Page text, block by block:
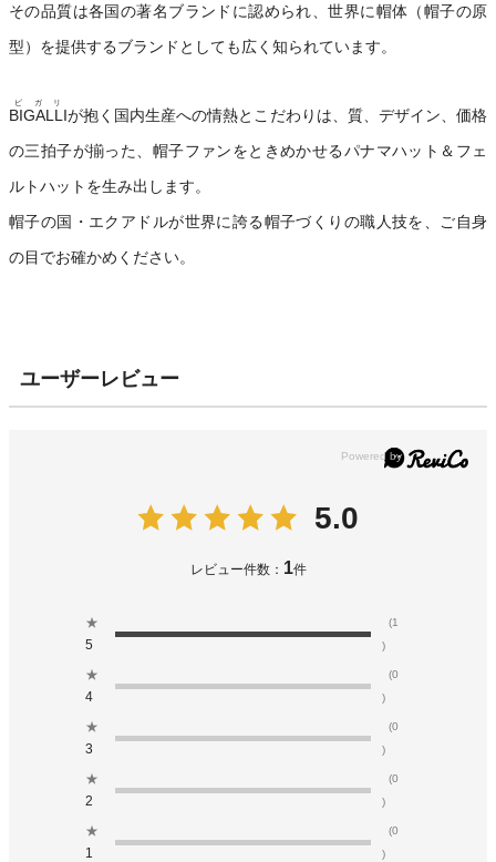
その品質は各国の著名ブランドに認められ、世界に帽体（帽子の原
型）を提供するブランドとしても広く知られています。
BIGALLI
ビガリ
が抱く国内生産への情熱とこだわりは、質、デザイン、価格
の三拍子が揃った、帽子ファンをときめかせるパナマハット＆フェ
ルトハットを生み出します。
帽子の国・エクアドルが世界に誇る帽子づくりの職人技を、ご自身
の目でお確かめください。
ユーザーレビュー
5.0
レビュー件数： 1件
★
5
(1
)
★
4
(0
)
★
3
(0
)
★
2
(0
)
★
1
(0
)